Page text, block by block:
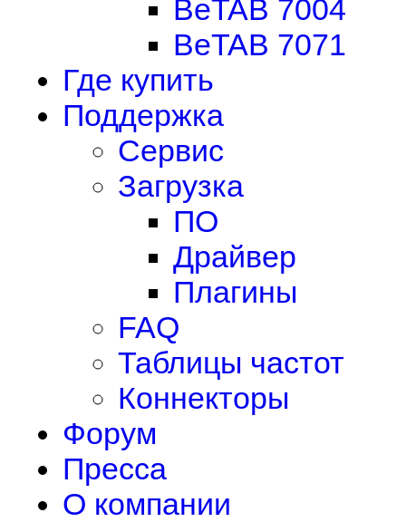
BeTAB 7004
BeTAB 7071
Где купить
Поддержка
Сервис
Загрузка
ПО
Драйвер
Плагины
FAQ
Таблицы частот
Коннекторы
Форум
Пресса
О компании